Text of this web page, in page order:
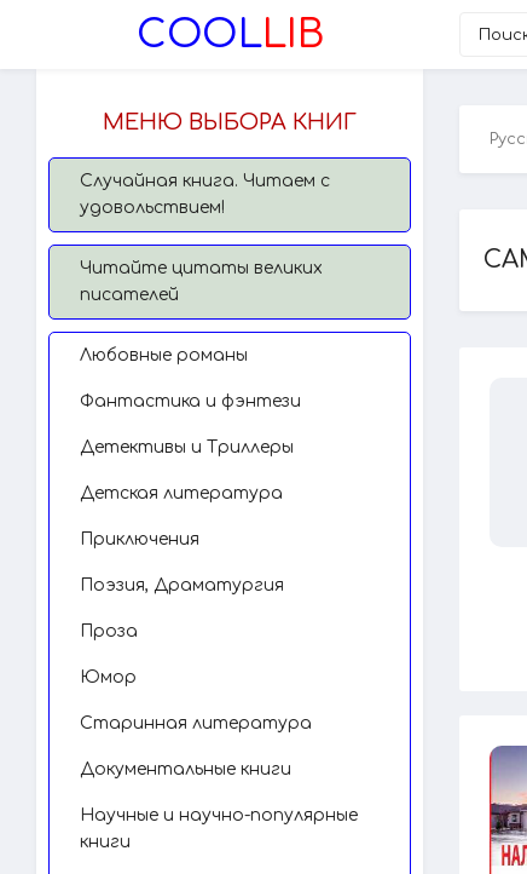
COOLLIB
МЕНЮ ВЫБОРА КНИГ
Случайная книга. Читаем с
удовольствием!
Читайте цитаты великих
писателей
Любовные романы
Фантастика и фэнтези
Детективы и Триллеры
Детская литература
Приключения
Поэзия, Драматургия
Проза
Юмор
Старинная литература
Документальные книги
Научные и научно-популярные
книги